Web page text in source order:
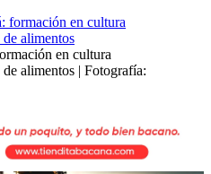
en cultura
alimentos | Fotografía: